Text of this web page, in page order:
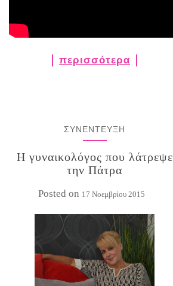
περισσότερα
ΣΥΝΕΝΤΕΥΞΗ
Η γυναικολόγος που λάτρεψε
την Πάτρα
Posted on 17 Νοεμβρίου 2015